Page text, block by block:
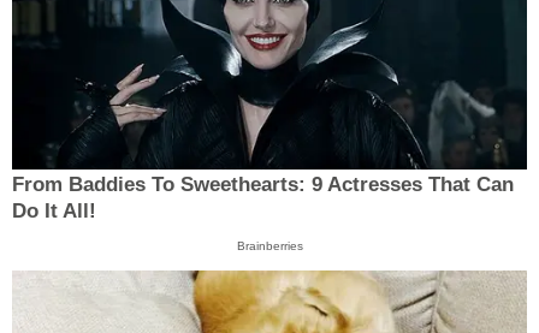
From Baddies To Sweethearts: 9 Actresses That Can
Do It All!
Brainberries